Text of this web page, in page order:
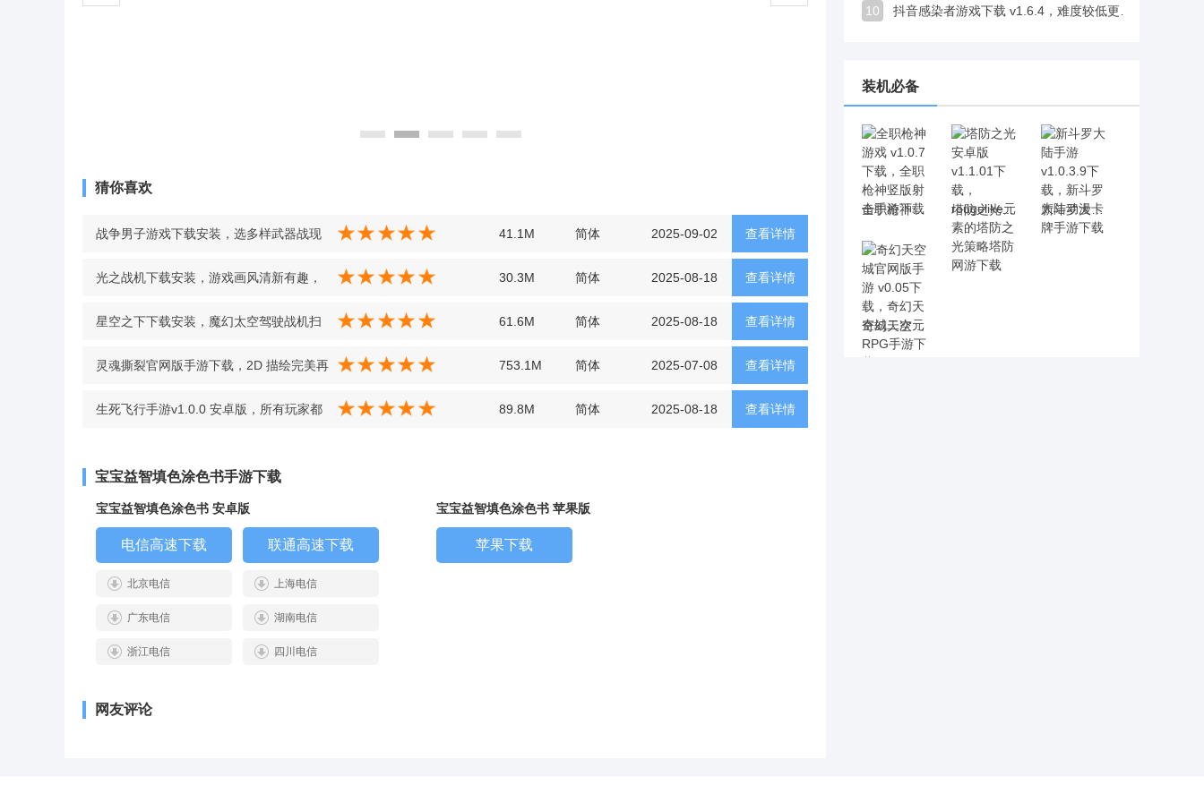
猜你喜欢
查看详情
战争男子游戏下载安装，选多样武器战现
代模式，画面精美对决过瘾 v1.0.2 中文版
41.1M 简体 2025-09-02
查看详情
光之战机下载安装，游戏画风清新有趣，
前作暗影战机基础上加入更多新玩法 v3.0
30.3M 简体 2025-08-18
查看详情
星空之下下载安装，魔幻太空驾驶战机扫
敌机，填充弹药升级飞机轻松获奖励 v1.1
61.6M 简体 2025-08-18
查看详情
灵魂撕裂官网版手游下载，2D 描绘完美再
现数十位角色，外形和技能都做到神还原
753.1M 简体 2025-07-08
查看详情
生死飞行手游v1.0.0 安卓版，所有玩家都
驶 v1.0.0 安卓版
89.8M 简体 2025-08-18
宝宝益智填色涂色书手游下载
宝宝益智填色涂色书 安卓版
电信高速下载 联通高速下载
北京电信 上海电信
广东电信 湖南电信
浙江电信 四川电信
宝宝益智填色涂色书 苹果版
苹果下载
网友评论
10
装机必备
全职枪神游戏 v1.0.7下载，全职枪神竖版射击手游下载 塔防之光安卓版 v1.1.01下载，rougelike元素的塔防之光策略塔防网游下载 新斗罗大陆手游 v1.0.3.9下载，新斗罗大陆动漫卡牌手游下载
奇幻天空城官网版手游 v0.05下载，奇幻天空城二次元RPG手游下载